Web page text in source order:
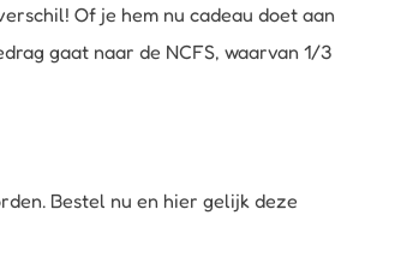
Of je hem nu cadeau doet aan
gaat naar de NCFS, waarvan 1/3
Bestel nu en hier gelijk deze